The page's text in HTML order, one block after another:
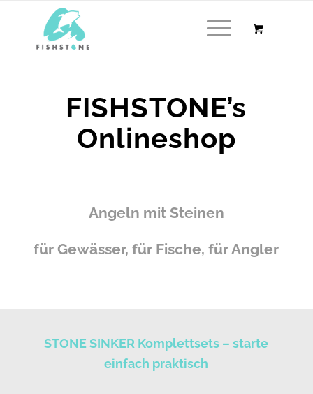
FISHSTONE’s
Onlineshop
Angeln mit Steinen
für Gewässer, für Fische, für Angler
STONE SINKER Komplettsets – starte
einfach praktisch